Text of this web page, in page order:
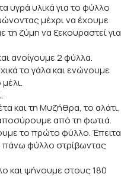
υγρά υλικά για το φύλλο
μέχρι να έχουμε
ζύμη να ξεκουραστεί για
ανοίγουμε 2 φύλλα.
το γάλα και ενώνουμε
και τη Μυζήθρα, το αλάτι,
από τη φωτιά.
το πρώτο φύλλο. Έπειτα
πάνω φύλλο στρίβωντας
και ψήνουμε στους 180